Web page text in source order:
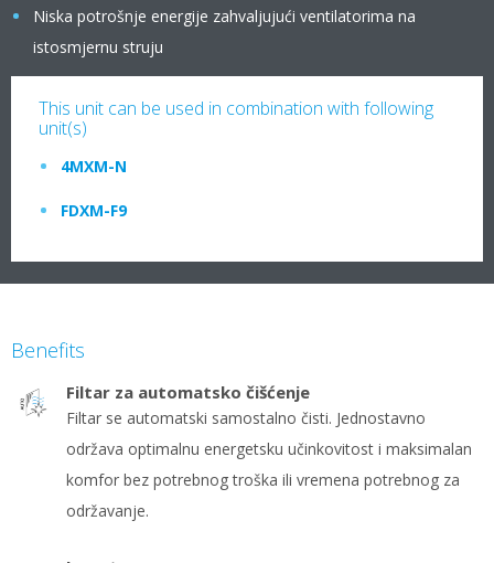
Niska potrošnje energije zahvaljujući ventilatorima na
istosmjernu struju
This unit can be used in combination with following
unit(s)
4MXM-N
FDXM-F9
Benefits
Filtar za automatsko čišćenje
Filtar se automatski samostalno čisti. Jednostavno
održava optimalnu energetsku učinkovitost i maksimalan
komfor bez potrebnog troška ili vremena potrebnog za
održavanje.